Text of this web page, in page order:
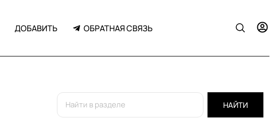
ДОБАВИТЬ ОБРАТНАЯ СВЯЗЬ
НАЙТИ